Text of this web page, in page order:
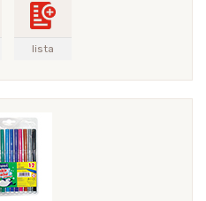
lista